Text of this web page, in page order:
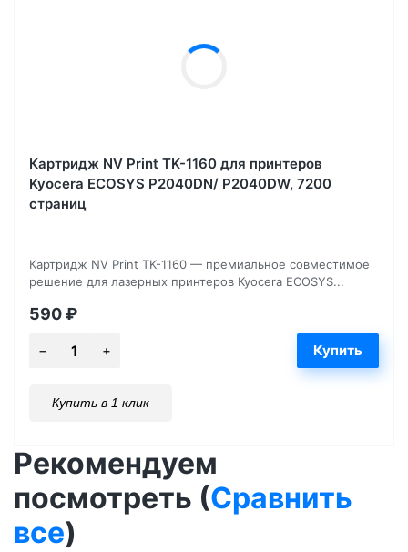
Картридж NV Print TK-1160 для принтеров
Kyocera ECOSYS P2040DN/ P2040DW, 7200
страниц
Картридж NV Print TK-1160 — премиальное совместимое
решение для лазерных принтеров Kyocera ECOSYS...
590₽
Купить в 1 клик
Рекомендуем
посмотреть (Сравнить
все)